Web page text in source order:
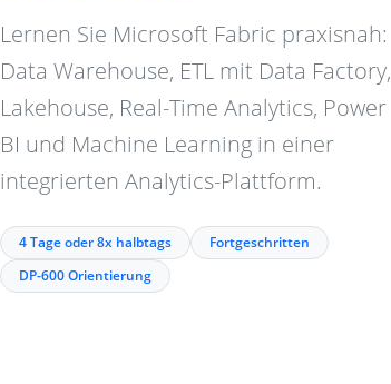
Lernen Sie Microsoft Fabric praxisnah:
Data Warehouse, ETL mit Data Factory,
Lakehouse, Real-Time Analytics, Power
BI und Machine Learning in einer
integrierten Analytics-Plattform.
4 Tage oder 8x halbtags
Fortgeschritten
DP-600 Orientierung